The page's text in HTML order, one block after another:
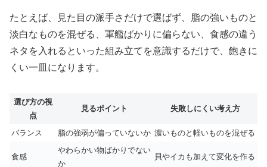
たとえば、見た目の派手さだけで選ばず、脂の強いものと
淡白なものを混ぜる、軍艦ばかりに偏らない、食感の違う
ネタを入れるといった組み立てを意識するだけで、飽きに
くい一皿になります。
選び方の視
点
見るポイント 失敗しにくい考え方
バランス 脂の強弱が偏っていないか 濃いものと軽いものを混ぜる
食感
やわらかい物ばかりでない
か
貝やイカも加えて変化を作る